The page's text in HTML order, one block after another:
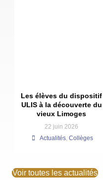
Les élèves du dispositif
ULIS à la découverte du
vieux Limoges
22 juin 2026
Actualités, Collèges
Voir toutes les actualités